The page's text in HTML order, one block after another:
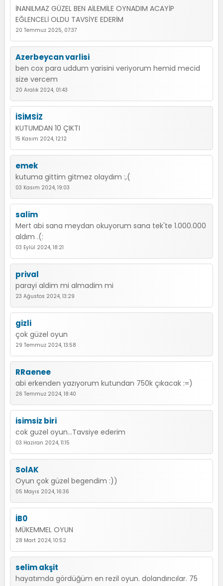
İNANILMAZ GÜZEL BEN AİLEMİLE OYNADIM ACAYİP
EĞLENCELİ OLDU TAVSİYE EDERİM
20 Temmuz 2025, 07:37
Azerbeycan varlisi
ben cox para uddum yarisini veriyorum hemid mecid
size vercem
20 Aralık 2024, 01:43
İSİMSİZ
KUTUMDAN 10 ÇIKTI
15 Kasım 2024, 12:12
emek
kutuma gittim gitmez olaydım :,(
03 Kasım 2024, 19:03
salim
Mert abi sana meydan okuyorum sana tek'te 1.000.000
aldım .(:
03 Eylül 2024, 18:21
prival
parayi aldim mi almadim mi
23 Ağustos 2024, 13:29
gizli
çok güzel oyun
29 Temmuz 2024, 13:58
RRaenee
abi erkenden yazıyorum kutundan 750k çıkacak :=)
26 Temmuz 2024, 18:40
isimsiz biri
cok guzel oyun...Tavsiye ederim
03 Haziran 2024, 11:15
SolAK
Oyun çok güzel begendim :))
05 Mayıs 2024, 16:36
İB0
MÜKEMMEL OYUN
28 Mart 2024, 10:52
selim akşit
hayatımda gördüğüm en rezil oyun. dolandırıcılar. 75